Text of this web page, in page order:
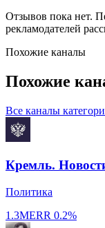
Отзывов пока нет.
рекламодателей
Похожие каналы
Похожие
Все каналы
Кремль.
Политика
1.3MERR 0.2%